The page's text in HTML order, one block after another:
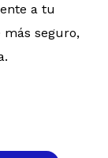
a tu
más seguro,